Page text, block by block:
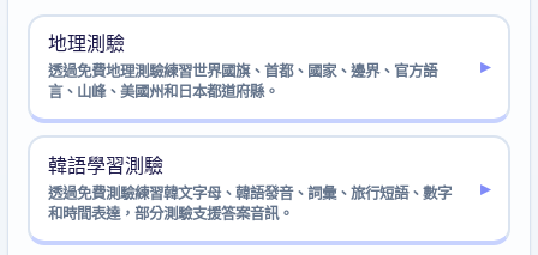
地理測驗
透過免費地理測驗練習世界國旗、首都、國家、邊界、官方語
言、山峰、美國州和日本都道府縣。
▸
韓語學習測驗
透過免費測驗練習韓文字母、韓語發音、詞彙、旅行短語、數字
和時間表達，部分測驗支援答案音訊。
▸